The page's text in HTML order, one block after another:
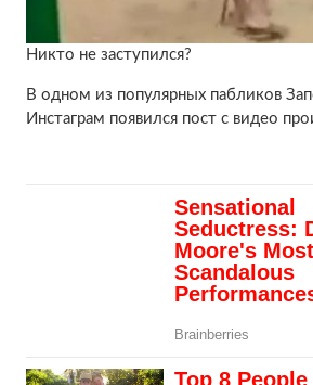
Никто не заступился?
В одном из популярных пабликов
Инстаграм появился пост с видео